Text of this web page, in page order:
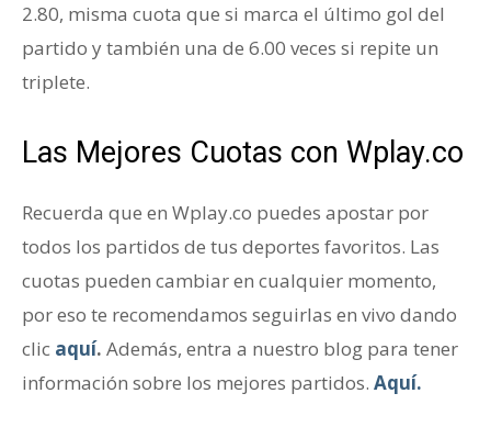
2.80, misma cuota que si marca el último gol del
partido y también una de 6.00 veces si repite un
triplete.
Las Mejores Cuotas con Wplay.co
Recuerda que en Wplay.co puedes apostar por
todos los partidos de tus deportes favoritos. Las
cuotas pueden cambiar en cualquier momento,
por eso te recomendamos seguirlas en vivo dando
clic aquí. Además, entra a nuestro blog para tener
información sobre los mejores partidos. Aquí.